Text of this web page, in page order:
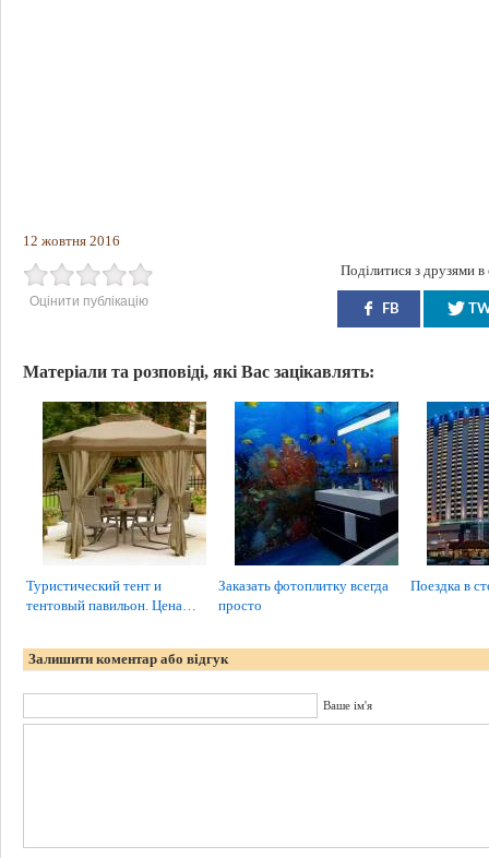
12 жовтня 2016
Оцінити публікацію
Поділитися з друзями
FB
Матеріали та розповіді, які Вас зацікавлять:
Туристический тент и
тентовый павильон. Цена…
Заказать фотоплитку всегда
просто
Поездка в
Залишити коментар або відгук
Ваше ім'я